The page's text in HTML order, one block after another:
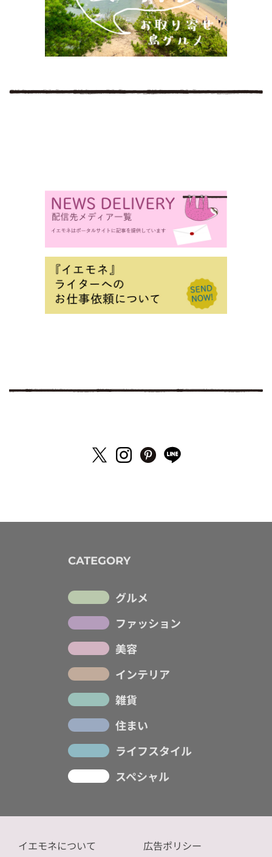
CATEGORY
グルメ
ファッション
美容
インテリア
雑貨
住まい
ライフスタイル
スペシャル
イエモネについて 広告ポリシー